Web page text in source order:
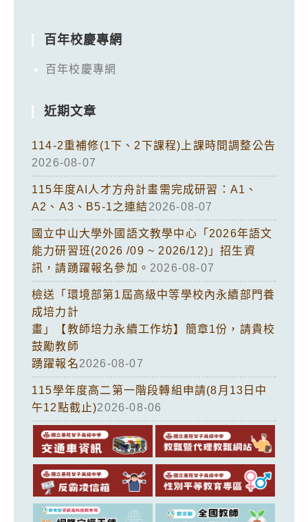
百年校慶專網
百年校慶專網
近期文章
114-2重補修(1下、2下課程)上課時間調整公告
2026-08-07
115年度AI人才方舟計畫需完成研習：A1、
A2、A3、B5-1之連結2026-08-07
國立中山大學外國語文教學中心「2026年語文
能力研習班(2026 /09 ~ 2026/12)」招生資
訊，請踴躍報名參加。 2026-08-07
檢送「環境部第1屆高級中等學校內永續部門養
成培力計
畫」【教師培力永續工作坊】簡章1份，請貴校
鼓勵教師
踴躍報名2026-08-07
115學年度高二第一階段轉組申請(8月13日中
午12點截止)2026-08-06